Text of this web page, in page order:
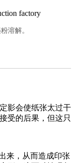
溶解。
影会使纸张太过干
受的后果，但这只
来，从而造成印张